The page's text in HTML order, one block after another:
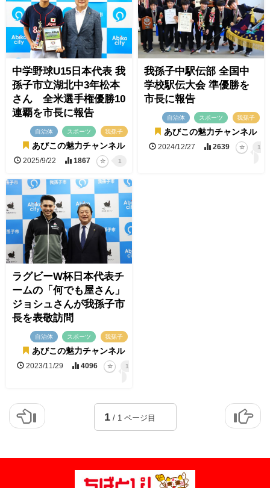
中学野球U15日本代表 我
孫子市立湖北中3年松本
さん 全米選手権優勝10
連覇を市長に報告
自治体 スポーツ 我孫子
あびこの魅力チャンネル
2025/9/22 1867 1
我孫子中駅伝部 全国中
学校駅伝大会 準優勝を
市長に報告
自治体 スポーツ 我孫子
あびこの魅力チャンネル
2024/12/27 2639 1
ラグビーW杯日本代表チ
ームの「何でも屋さん」
ジョシュさんが我孫子市
長を表敬訪問
自治体 スポーツ 我孫子
あびこの魅力チャンネル
2023/11/29 4096 1
1/ 1 ページ目